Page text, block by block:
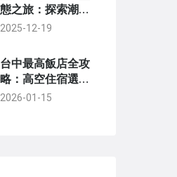
態之旅：探索潮間
帶奧秘的完整指南
2025-12-19
台中最高飯店全攻
略：高空住宿選
擇、排行榜與實用
2026-01-15